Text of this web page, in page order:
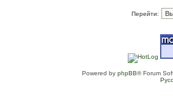
Перейти:
Powered by phpBB® Forum